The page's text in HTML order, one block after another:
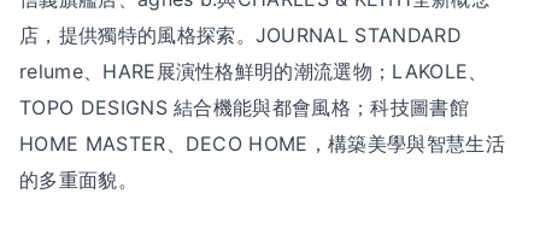
店，提供獨特的風格探索。JOURNAL STANDARD
relume、HARE展演性格鮮明的潮流選物；LAKOLE、
TOPO DESIGNS 結合機能與都會風格；科技圖書館
HOME MASTER、DECO HOME，構築美學與智慧生活
的多重面貌。